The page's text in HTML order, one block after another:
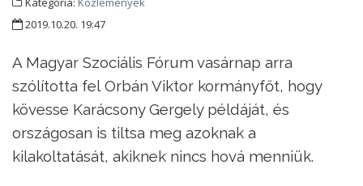
2019.10.20. 19:47
A Magyar Szociális Fórum vasárnap arra
szólította fel Orbán Viktor kormányfőt, hogy
kövesse Karácsony Gergely példáját, és
országosan is tiltsa meg azoknak a
kilakoltatását, akiknek nincs hová menniük.